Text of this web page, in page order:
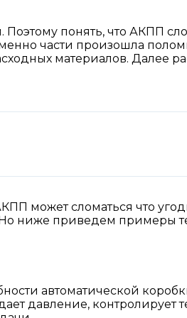
понять, что АКПП
части произошла
материалов. Далее
может сломаться что
ниже приведем примеры
автоматической
давление, контролирует